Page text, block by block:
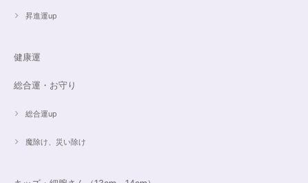
昇進運up
健康運
総合運・お守り
総合運up
魔除け、災い除け